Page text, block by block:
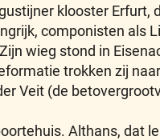
klooster
componisten
wieg stond in
trokken zij
Veit (de
Althans, dat